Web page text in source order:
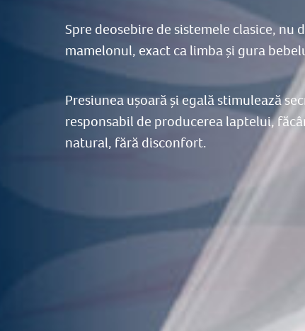
Spre deosebire de sistemele clasice, nu
mamelonul, exact ca limba și gura
Presiunea ușoară și egală stimulează
responsabil de producerea laptelui,
natural, fără disconfort.